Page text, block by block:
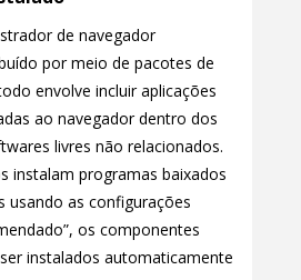
de navegador
por meio de pacotes de
envolve incluir aplicações
ao navegador dentro dos
livres não relacionados.
instalam programas baixados
usando as configurações
os componentes
instalados automaticamente